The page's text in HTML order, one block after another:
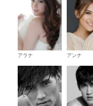
アラナ アンナ